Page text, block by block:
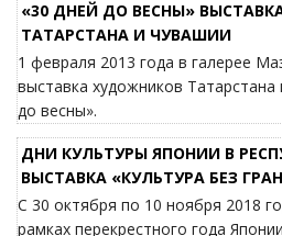
«30 ДНЕЙ ДО ВЕСНЫ»
ТАТАРСТАНА И ЧУВАШИИ
1 февраля 2013 года в галерее
выставка художников
до весны».
ДНИ КУЛЬТУРЫ ЯПОНИИ В
ВЫСТАВКА «КУЛЬТУРА БЕЗ
С 30 октября по 10 ноября 2018
рамках перекрестного года